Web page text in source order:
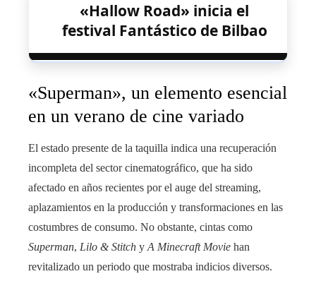
«Hallow Road» inicia el
festival Fantástico de Bilbao
«Superman», un elemento esencial
en un verano de cine variado
El estado presente de la taquilla indica una recuperación
incompleta del sector cinematográfico, que ha sido
afectado en años recientes por el auge del streaming,
aplazamientos en la producción y transformaciones en las
costumbres de consumo. No obstante, cintas como
Superman, Lilo & Stitch y A Minecraft Movie han
revitalizado un periodo que mostraba indicios diversos.